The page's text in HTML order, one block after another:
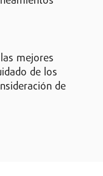
mejores
de los
de